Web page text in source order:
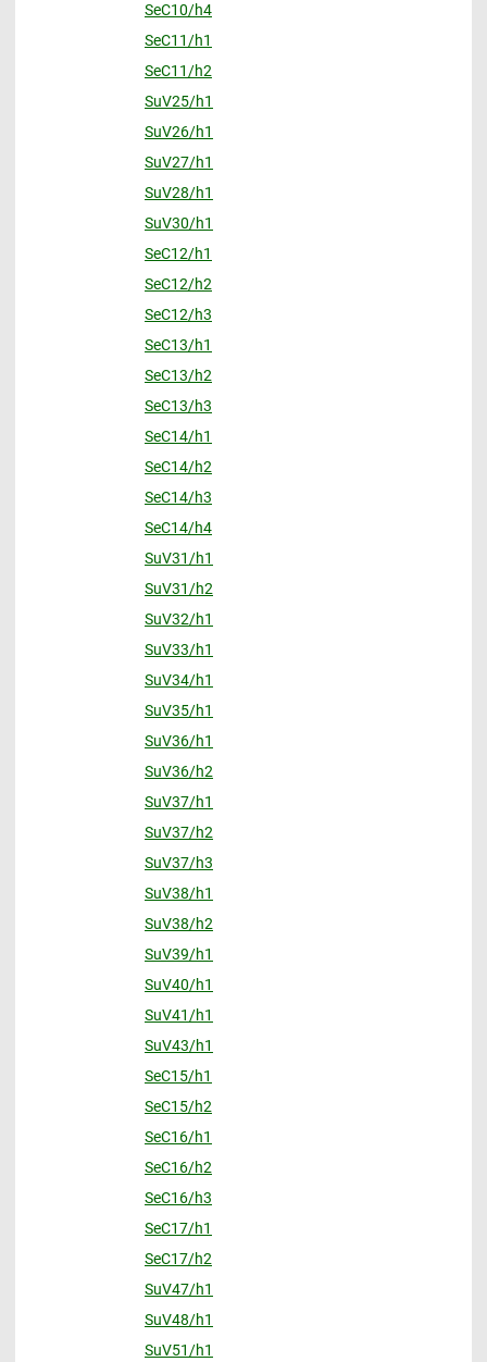
SeC10/h4
SeC11/h1
SeC11/h2
SuV25/h1
SuV26/h1
SuV27/h1
SuV28/h1
SuV30/h1
SeC12/h1
SeC12/h2
SeC12/h3
SeC13/h1
SeC13/h2
SeC13/h3
SeC14/h1
SeC14/h2
SeC14/h3
SeC14/h4
SuV31/h1
SuV31/h2
SuV32/h1
SuV33/h1
SuV34/h1
SuV35/h1
SuV36/h1
SuV36/h2
SuV37/h1
SuV37/h2
SuV37/h3
SuV38/h1
SuV38/h2
SuV39/h1
SuV40/h1
SuV41/h1
SuV43/h1
SeC15/h1
SeC15/h2
SeC16/h1
SeC16/h2
SeC16/h3
SeC17/h1
SeC17/h2
SuV47/h1
SuV48/h1
SuV51/h1